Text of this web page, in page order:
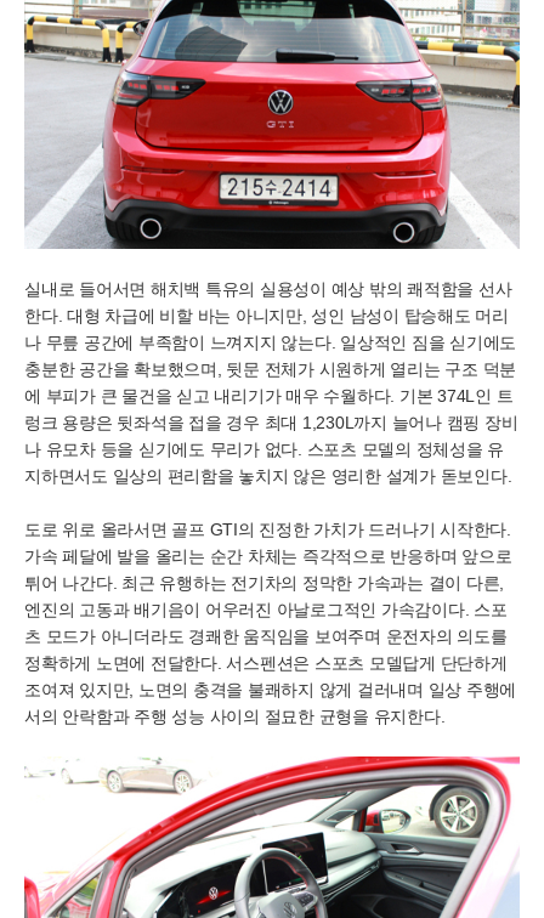
실내로 들어서면 해치백 특유의 실용성이 예상 밖의 쾌적함을 선사
한다. 대형 차급에 비할 바는 아니지만, 성인 남성이 탑승해도 머리
나 무릎 공간에 부족함이 느껴지지 않는다. 일상적인 짐을 싣기에도
충분한 공간을 확보했으며, 뒷문 전체가 시원하게 열리는 구조 덕분
에 부피가 큰 물건을 싣고 내리기가 매우 수월하다. 기본 374L인 트
렁크 용량은 뒷좌석을 접을 경우 최대 1,230L까지 늘어나 캠핑 장비
나 유모차 등을 싣기에도 무리가 없다. 스포츠 모델의 정체성을 유
지하면서도 일상의 편리함을 놓치지 않은 영리한 설계가 돋보인다.
도로 위로 올라서면 골프 GTI의 진정한 가치가 드러나기 시작한다.
가속 페달에 발을 올리는 순간 차체는 즉각적으로 반응하며 앞으로
튀어 나간다. 최근 유행하는 전기차의 정막한 가속과는 결이 다른,
엔진의 고동과 배기음이 어우러진 아날로그적인 가속감이다. 스포
츠 모드가 아니더라도 경쾌한 움직임을 보여주며 운전자의 의도를
정확하게 노면에 전달한다. 서스펜션은 스포츠 모델답게 단단하게
조여져 있지만, 노면의 충격을 불쾌하지 않게 걸러내며 일상 주행에
서의 안락함과 주행 성능 사이의 절묘한 균형을 유지한다.